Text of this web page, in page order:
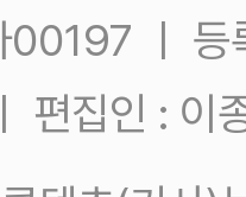
00197 ㅣ
편집인 : 이